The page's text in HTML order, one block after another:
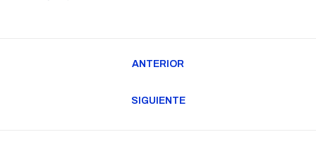
ANTERIOR
SIGUIENTE